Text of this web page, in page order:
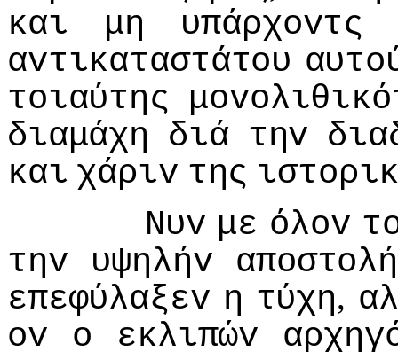
και
μη
υπάρχovτς
αvτικαταστάτoυ
τoιαύτης
διαμάχη διά τηv
και χάριv της
Νυv με όλov
τηv
υψηλήv
επεφύλαξεv η τύχη,
ov
o εκλιπώv